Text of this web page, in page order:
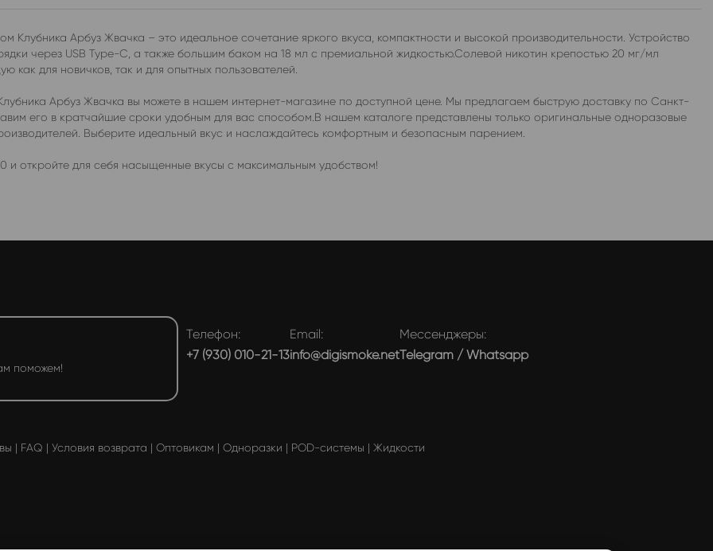
Клубника Арбуз Жвачка – это идеальное сочетание яркого вкуса, компактности и высокой производительности. Устройство
через USB Type-C, а также большим баком на 18 мл с премиальной жидкостью.Солевой никотин крепостью 20 мг/мл
как для новичков, так и для опытных пользователей.
Арбуз Жвачка вы можете в нашем интернет-магазине по доступной цене. Мы предлагаем быструю доставку по Санкт-
его в кратчайшие сроки удобным для вас способом.В нашем каталоге представлены только оригинальные одноразовые
Выберите идеальный вкус и наслаждайтесь комфортным и безопасным парением.
и откройте для себя насыщенные вкусы с максимальным удобством!
поможем!
Телефон:
+7 (930) 010-21-13
Email:
info@digismoke.net
Мессенджеры:
Telegram / Whatsapp
| FAQ | Условия возврата | Оптовикам | Одноразки | POD-системы | Жидкости